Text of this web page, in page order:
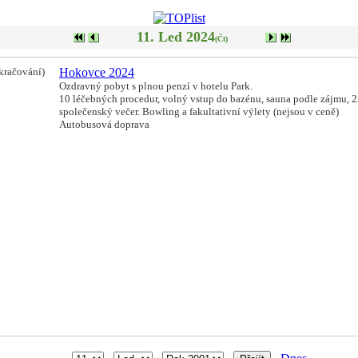
11. Led 2024(Čt)
Hokovce 2024
Ozdravný pobyt s plnou penzí v hotelu Park.
10 léčebných procedur, volný vstup do bazénu, sauna podle zájmu,
společenský večer. Bowling a fakultativní výlety (nejsou v ceně)
Autobusová doprava